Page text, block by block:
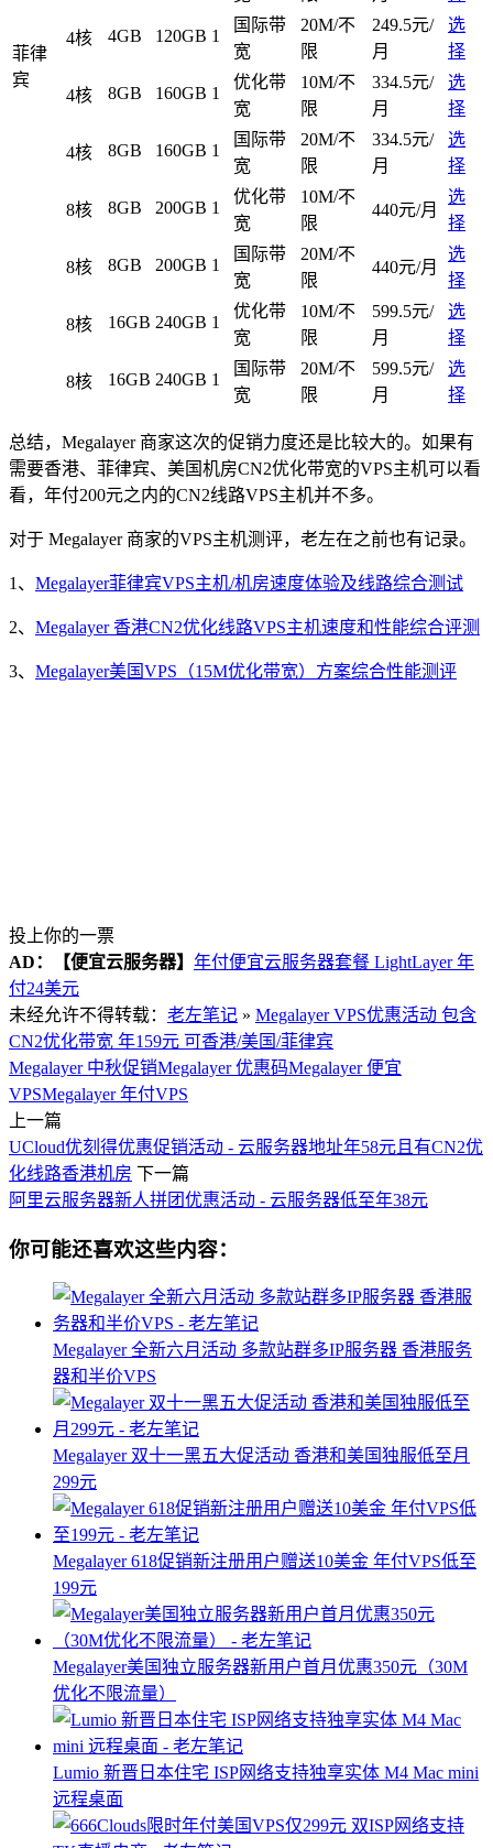
菲律
宾
4核 4GB 120GB 1
国际带
宽
20M/不
限
249.5元/
月
选
择
4核 8GB 160GB 1
优化带
宽
10M/不
限
334.5元/
月
选
择
4核 8GB 160GB 1
国际带
宽
20M/不
限
334.5元/
月
选
择
8核 8GB 200GB 1
优化带
宽
10M/不
限
440元/月
选
择
8核 8GB 200GB 1
国际带
宽
20M/不
限
440元/月
选
择
8核 16GB 240GB 1
优化带
宽
10M/不
限
599.5元/
月
选
择
8核 16GB 240GB 1
国际带
宽
20M/不
限
599.5元/
月
选
择
总结，Megalayer 商家这次的促销力度还是比较大的。如果有
需要香港、菲律宾、美国机房CN2优化带宽的VPS主机可以看
看，年付200元之内的CN2线路VPS主机并不多。
对于 Megalayer 商家的VPS主机测评，老左在之前也有记录。
1、 Megalayer菲律宾VPS主机/机房速度体验及线路综合测试
2、 Megalayer 香港CN2优化线路VPS主机速度和性能综合评测
3、 Megalayer美国VPS（15M优化带宽）方案综合性能测评
投上你的一票
AD：
【便宜云服务器】 年付便宜云服务器套餐 LightLayer 年
付24美元
未经允许不得转载： 老左笔记 » Megalayer VPS优惠活动 包含
CN2优化带宽 年159元 可香港/美国/菲律宾
Megalayer 中秋促销Megalayer 优惠码Megalayer 便宜
VPSMegalayer 年付VPS
上一篇
UCloud优刻得优惠促销活动 - 云服务器地址年58元且有CN2优
化线路香港机房 下一篇
阿里云服务器新人拼团优惠活动 - 云服务器低至年38元
你可能还喜欢这些内容：
Megalayer 全新六月活动 多款站群多IP服务器 香港服务
器和半价VPS
Megalayer 双十一黑五大促活动 香港和美国独服低至月
299元
Megalayer 618促销新注册用户赠送10美金 年付VPS低至
199元
Megalayer美国独立服务器新用户首月优惠350元（30M
优化不限流量）
Lumio 新晋日本住宅 ISP网络支持独享实体 M4 Mac mini
远程桌面